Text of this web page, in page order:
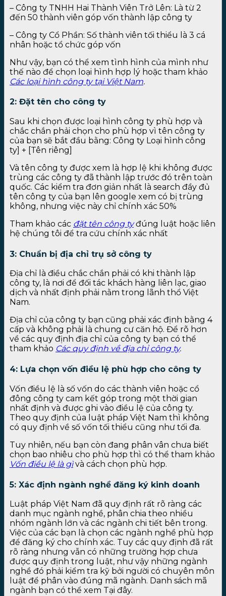
– Công ty TNHH Hai Thành Viên Trở Lên: Là từ 2
đến 50 thành viên góp vốn thành lập công ty
– Công ty Cổ Phần: Số thành viên tối thiểu là 3 cá
nhân hoặc tổ chức góp vốn
Như vậy, bạn có thể xem tình hình của mình như
thế nào để chọn loại hình hợp lý hoặc tham khảo
Các loại hình công ty tại Việt Nam.
2: Đặt tên cho công ty
Sau khi chọn được loại hình công ty phù hợp và
chắc chắn phải chọn cho phù hợp vì tên công ty
của bạn sẽ bắt đầu bằng: Công ty Loại hình công
ty] + [Tên riêng]
Và tên công ty được xem là hợp lệ khi không được
trùng các công ty đã thành lập trước đó trên toàn
quốc. Các kiểm tra đơn giản nhất là search đầy đủ
tên công ty của bạn lên google xem có bị trùng
không, nhưng việc này chỉ chính xác 50%
Tham khảo các đặt tên công tyđúng luật hoặc liên
hệ chúng tôi để tra cứu chính xác nhất
3: Chuẩn bị địa chỉ trụ sở công ty
Địa chỉ là điều chắc chắn phải có khi thành lập
công ty, là nơi để đối tác khách hàng liên lạc, giao
dịch và nhất định phải nằm trong lãnh thổ Việt
Nam.
Địa chỉ của công ty bạn cũng phải xác định bằng 4
cấp và không phải là chung cư căn hộ. Để rõ hơn
về các quy định địa chỉ của công ty bạn có thể
tham khảo Các quy định về địa chỉ công ty.
4: Lựa chọn vốn điều lệ phù hợp cho công ty
Vốn điều lệ là số vốn do các thành viên hoặc cổ
đông công ty cam kết góp trong một thời gian
nhất định và được ghi vào điều lệ của công ty.
Theo quy định của luật pháp Việt Nam thì không
có quy định về số vốn tối thiểu cũng như tối đa.
Tuy nhiên, nếu bạn còn đang phân vân chưa biết
chọn bao nhiêu cho phù hợp thì có thể tham khảo
Vốn điều lệ là gì và cách chọn phù hợp.
5: Xác định ngành nghề đăng ký kinh doanh
Luật pháp Việt Nam đã quy định rất rõ ràng các
danh mục ngành nghề, phân chia theo nhiều
nhóm ngành lớn và các ngành chi tiết bên trong.
Việc của các bạn là chọn các ngành nghề phù hợp
để đăng ký cho chính xác. Tuy các quy định đã rất
rõ ràng nhưng vẫn có những trường hợp chưa
được quy định trong luật, như vậy những ngành
nghề đó phải kiểm tra kỹ bởi người có chuyên môn
luật để phân vào đúng mã ngành. Danh sách mã
ngành bạn có thể xem Tại đây.